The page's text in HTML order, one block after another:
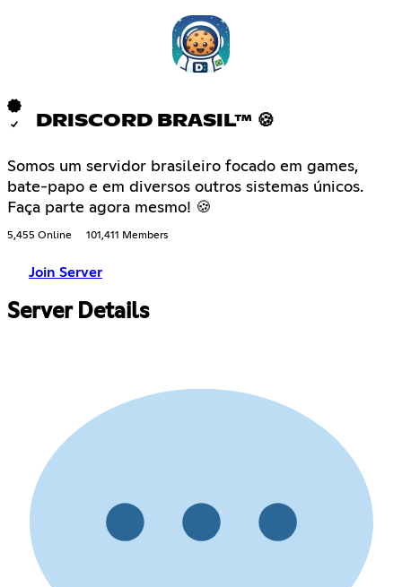
DRISCORD BRASIL™ 🍪
Somos um servidor brasileiro focado em games,
bate-papo e em diversos outros sistemas únicos.
Faça parte agora mesmo! 🍪
5,455 Online 101,411 Members
Join Server
Server Details